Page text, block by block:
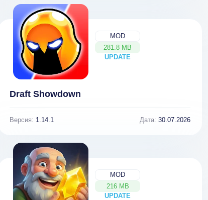
MOD
281.8 MB
UPDATE
NEW
Draft Showdown
Версия: 1.14.1 Дата: 30.07.2026
MOD
216 MB
UPDATE
NEW